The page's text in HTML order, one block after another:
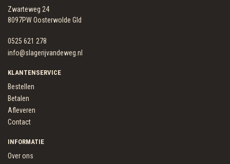
Zwarteweg 24
8097PW Oosterwolde Gld
0525 621 278
info@slagerijvandeweg.nl
KLANTENSERVICE
Bestellen
Betalen
Afleveren
Contact
INFORMATIE
Over ons